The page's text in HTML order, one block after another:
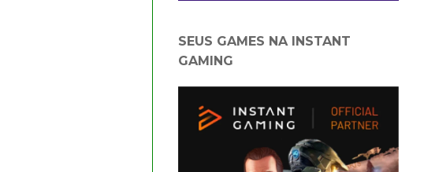
SEUS GAMES NA INSTANT
GAMING